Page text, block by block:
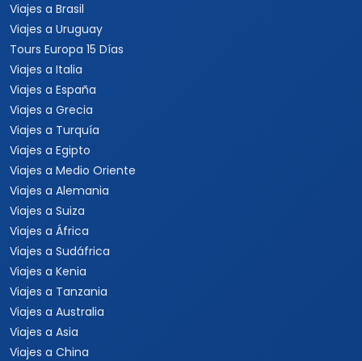
Viajes a Brasil
Viajes a Uruguay
Tours Europa 15 Días
Viajes a Italia
Viajes a España
Viajes a Grecia
Viajes a Turquía
Viajes a Egipto
Viajes a Medio Oriente
Viajes a Alemania
Viajes a Suiza
Viajes a África
Viajes a Sudáfrica
Viajes a Kenia
Viajes a Tanzania
Viajes a Australia
Viajes a Asia
Viajes a China